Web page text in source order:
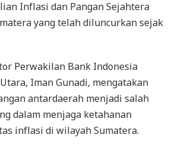
Inflasi dan Pangan Sejahtera
yang telah diluncurkan sejak
Perwakilan Bank Indonesia
Iman Gunadi, mengatakan
antardaerah menjadi salah
dalam menjaga ketahanan
inflasi di wilayah Sumatera.